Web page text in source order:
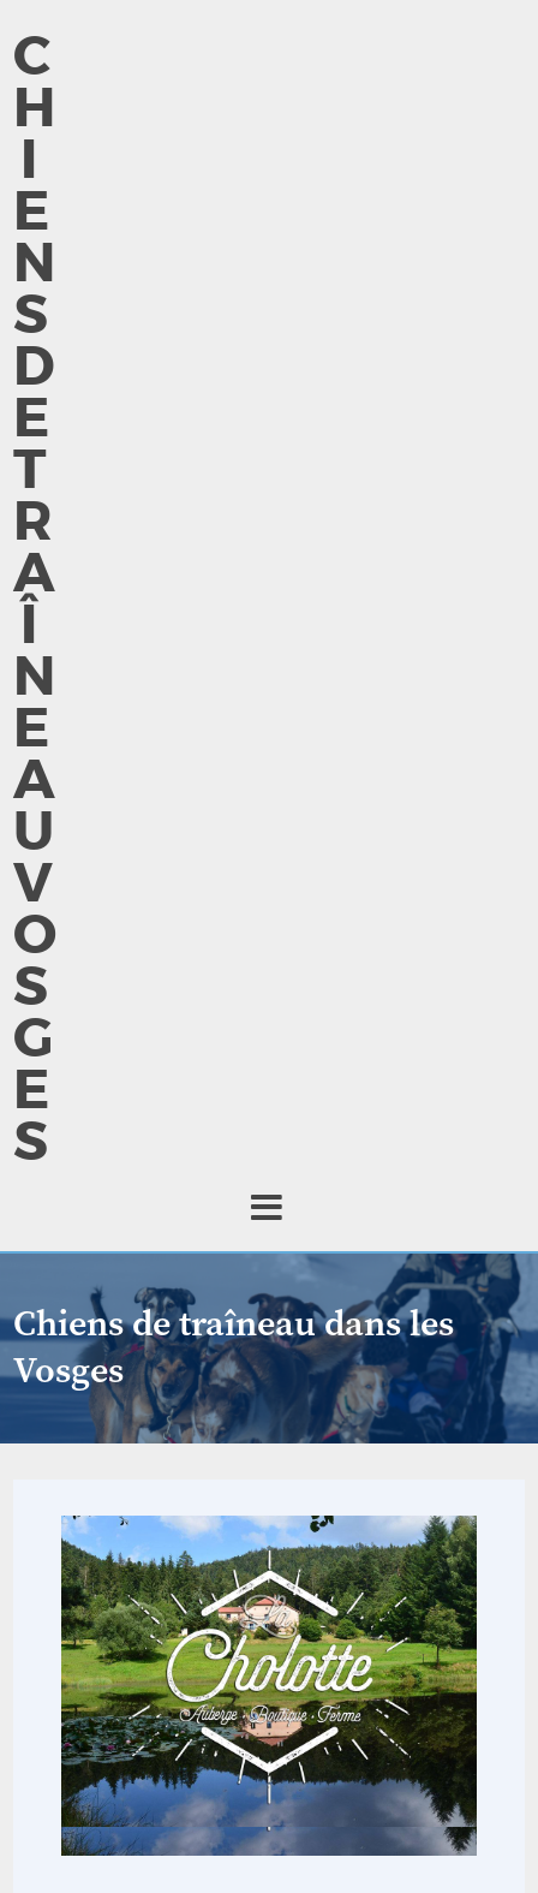
C
H
I
E
N
S
D
E
T
R
A
Î
N
E
A
U
V
O
S
G
E
S
Chiens de traîneau dans les
Vosges